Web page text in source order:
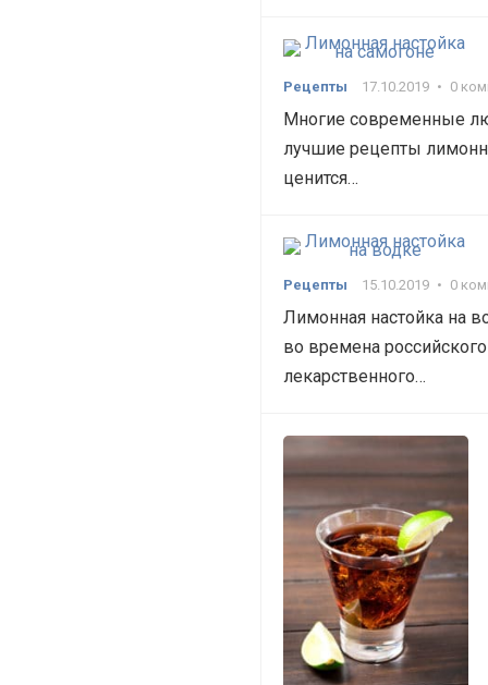
Рецепты 17.10.2019 • 0
Многие современные
лучшие рецепты
ценится…
Рецепты 15.10.2019 • 0
Лимонная настойка на
во времена
лекарственного…